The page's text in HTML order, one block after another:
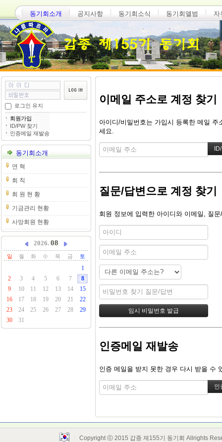
동기회소개 공지사항 동기회소식 동기회앨범 자
로그인 유지
회원가입
ID/PW 찾기
인증메일 재발송
동기회소개
연 혁
회 칙
회 원 현 황
기금관리 현황
사망회원 현황
2026. 08
일 월 화 수 목 금 토
1
2
3 4 5 6 7
8
9
10 11 12 13 14
15
16
17 18 19 20 21
22
23
24 25 26 27 28
29
30
31
이메일 주소로 계정 찾기
아이디/비밀번호는 가입시 등록한 메일
세요.
질문/답변으로 계정 찾기
회원 정보에 입력한 아이디와 이메일, 질
인증메일 재발송
인증 메일을 받지 못한 경우 다시 받을 수
Copyright ⓒ 2015 갑종 제155기 동기회 Allrights